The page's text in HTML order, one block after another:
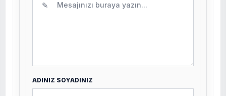
✎
ADINIZ SOYADINIZ